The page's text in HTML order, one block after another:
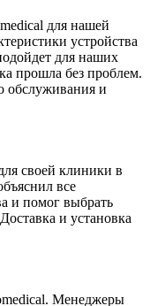
для нашей
устройства
для наших
прошла без проблем.
обслуживания и
своей клиники в
все
и помог выбрать
и установка
Менеджеры